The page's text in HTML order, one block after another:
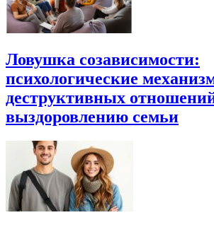
Ловушка созависимости:
психологические
деструктивных
выздоровлению семьи